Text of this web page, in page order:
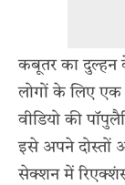
कबूतर का दुल्हन
लोगों के लिए
वीडियो की
इसे अपने दोस्तों
सेक्शन में